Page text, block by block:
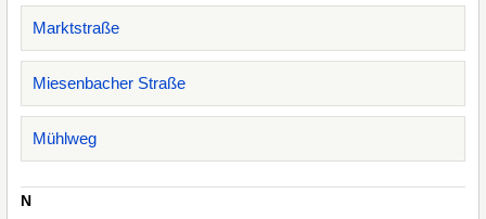
Marktstraße
Miesenbacher Straße
Mühlweg
N